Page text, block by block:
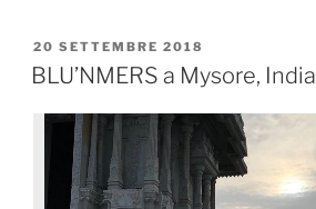
20 SETTEMBRE 2018
BLU’NMERS a Mysore, India